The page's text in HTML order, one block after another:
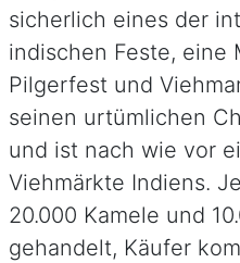
sicherlich eines der
indischen Feste, eine
Pilgerfest und
seinen urtümlichen
und ist nach wie vor
Viehmärkte Indiens.
20.000 Kamele und
gehandelt, Käufer